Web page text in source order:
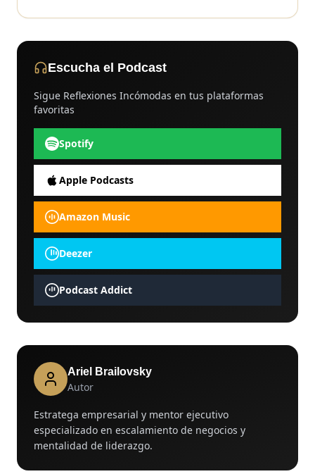
Escucha el Podcast
Sigue Reflexiones Incómodas en tus plataformas
favoritas
Spotify
Apple Podcasts
Amazon Music
Deezer
Podcast Addict
Ariel Brailovsky
Autor
Estratega empresarial y mentor ejecutivo
especializado en escalamiento de negocios y
mentalidad de liderazgo.